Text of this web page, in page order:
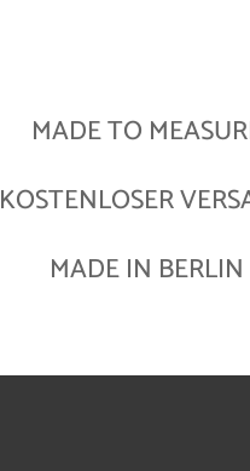
MADE TO
KOSTENLOSER
MADE IN BERLIN